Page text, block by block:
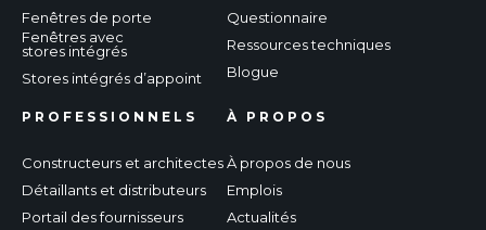
Fenêtres de porte
Fenêtres avec
stores intégrés
Stores intégrés d’appoint
Questionnaire
Ressources techniques
Blogue
PROFESSIONNELS
Constructeurs et architectes
Détaillants et distributeurs
Portail des fournisseurs
À PROPOS
À propos de nous
Emplois
Actualités